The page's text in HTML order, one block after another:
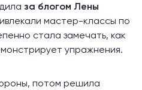
за блогом Лены
мастер-классы по
стала замечать, как
упражнения.
потом решила